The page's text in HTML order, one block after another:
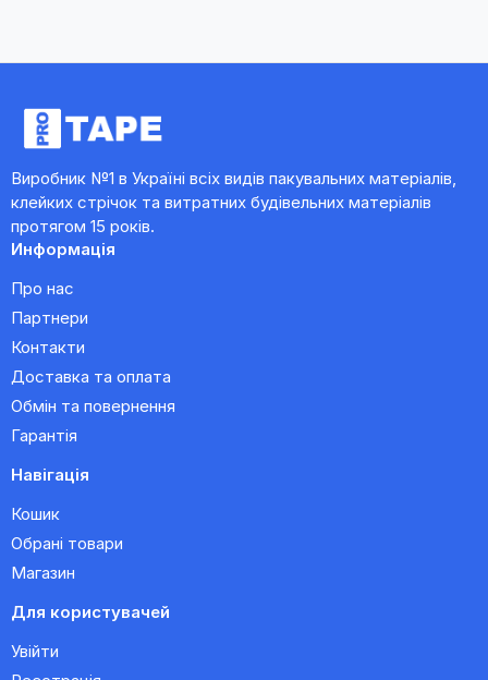
Виробник №1 в Україні всіх видів пакувальних матеріалів,
клейких стрічок та витратних будівельних матеріалів
протягом 15 років.
Информація
Про нас
Партнери
Контакти
Доставка та оплата
Обмін та повернення
Гарантія
Навігація
Кошик
Обрані товари
Магазин
Для користувачей
Увійти